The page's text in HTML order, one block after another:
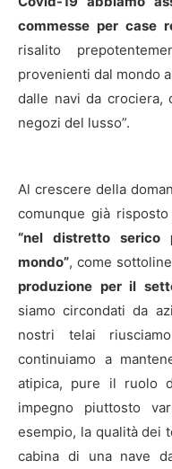
commesse per case
risalito
provenienti dal mondo
dalle navi da crociera,
negozi del lusso”.
Al crescere della
comunque già
“nel distretto
mondo”, come
produzione per il
siamo circondati da
nostri telai
continuiamo a
atipica, pure il ruolo
impegno piuttosto
esempio, la qualità dei
cabina di una nave